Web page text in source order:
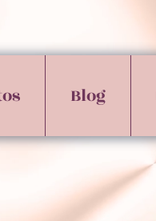
Blog